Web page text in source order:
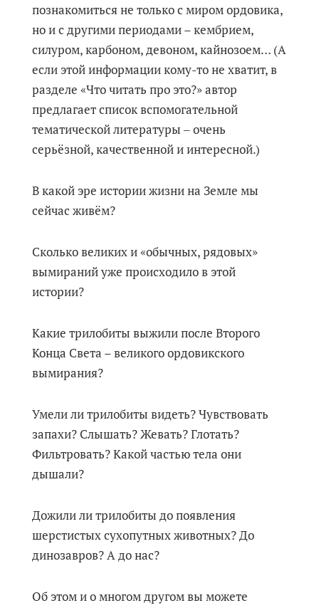
познакомиться не только с миром ордовика,
но и с другими периодами – кембрием,
силуром, карбоном, девоном, кайнозоем… (А
если этой информации кому-то не хватит, в
разделе «Что читать про это?» автор
предлагает список вспомогательной
тематической литературы ‒ очень
серьёзной, качественной и интересной.)
В какой эре истории жизни на Земле мы
сейчас живём?
Сколько великих и «обычных, рядовых»
вымираний уже происходило в этой
истории?
Какие трилобиты выжили после Второго
Конца Света – великого ордовикского
вымирания?
Умели ли трилобиты видеть? Чувствовать
запахи? Слышать? Жевать? Глотать?
Фильтровать? Какой частью тела они
дышали?
Дожили ли трилобиты до появления
шерстистых сухопутных животных? До
динозавров? А до нас?
Об этом и о многом другом вы можете